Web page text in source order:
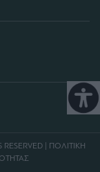
| ΠΟΛΙΤΙΚΗ